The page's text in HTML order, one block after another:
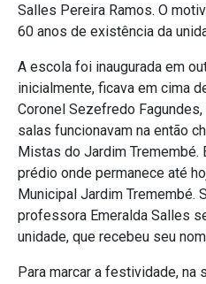
Salles Pereira Ramos. O
60 anos de existência da
A escola foi inaugurada em
inicialmente, ficava em cima
Coronel Sezefredo
salas funcionavam na então
Mistas do Jardim Tremembé.
prédio onde permanece até
Municipal Jardim Tremembé.
professora Emeralda Salles
unidade, que recebeu seu
Para marcar a festividade, na